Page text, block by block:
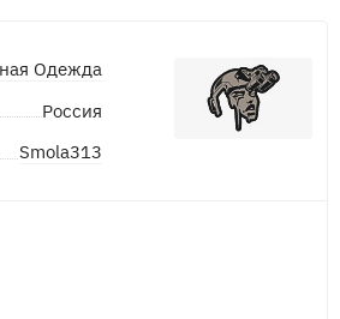
Одежда
Россия
Smola313